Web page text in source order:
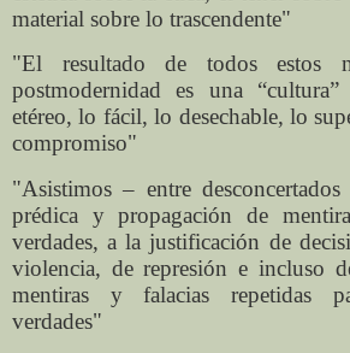
material sobre lo trascendente"
"El resultado de todos estos
postmodernidad es una
etéreo, lo fácil, lo desechable, lo
compromiso"
"Asistimos – entre
prédica y propagación de
verdades, a la justificación de
violencia, de represión e incluso
mentiras y falacias repetidas
verdades"